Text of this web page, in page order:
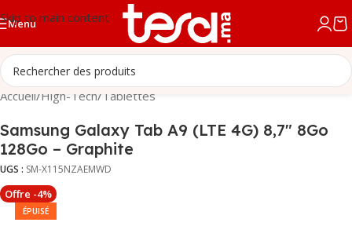
Skip to main content
Menu
Accueil/High-Tech/ Tablettes
Samsung Galaxy Tab A9 (LTE 4G) 8,7″ 8Go
128Go – Graphite
UGS : SM-X115NZAEMWD
Offre -4%
ÉPUISÉ